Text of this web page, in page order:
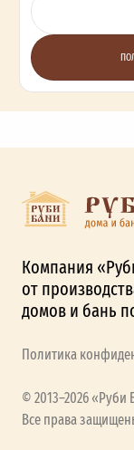
Компания
от
домов и бань
Политика
© 2013–2026 «Руби
Все права